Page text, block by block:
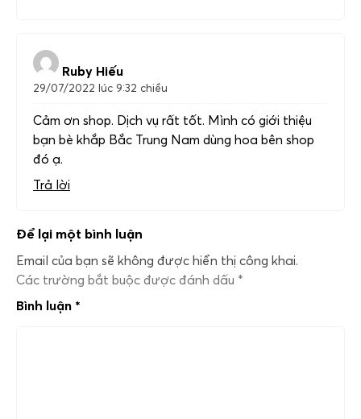
Ruby Hiếu
29/07/2022 lúc 9:32 chiều
Cảm ơn shop. Dịch vụ rất tốt. Mình có giới thiệu
bạn bè khắp Bắc Trung Nam dùng hoa bên shop
đó ạ.
Trả lời
Để lại một bình luận
Email của bạn sẽ không được hiển thị công khai.
Các trường bắt buộc được đánh dấu *
Bình luận *